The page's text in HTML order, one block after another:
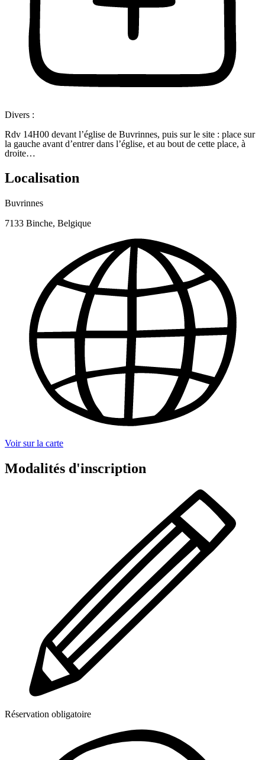
Divers :
Rdv 14H00 devant l’église de Buvrinnes, puis sur le site : place sur
la gauche avant d’entrer dans l’église, et au bout de cette place, à
droite…
Localisation
Buvrinnes
7133 Binche, Belgique
Voir sur la carte
Modalités d'inscription
Réservation obligatoire